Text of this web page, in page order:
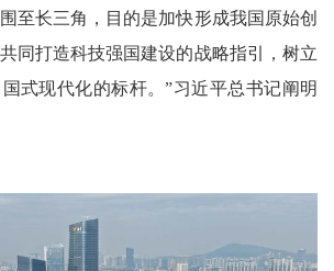
至长三角，目的是加快形成我国原始创
同打造科技强国建设的战略指引，树立
式现代化的标杆。”习近平总书记阐明